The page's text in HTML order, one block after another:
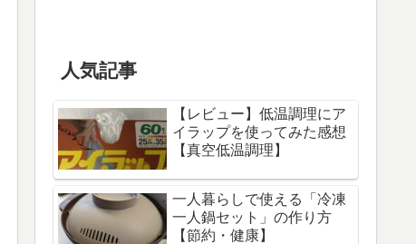
人気記事
【レビュー】低温調理にア
イラップを使ってみた感想
【真空低温調理】
一人暮らしで使える「冷凍
一人鍋セット」の作り方
【節約・健康】